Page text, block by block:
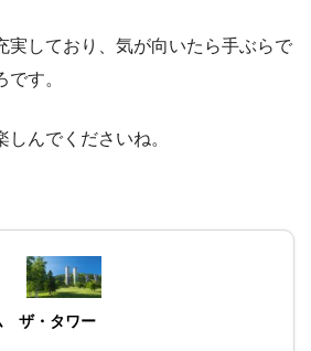
実しており、気が向いたら手ぶらで
す。
んでくださいね。
ザ・タワー